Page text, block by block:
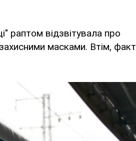
раптом відзвітувала про
масками. Втім, факт